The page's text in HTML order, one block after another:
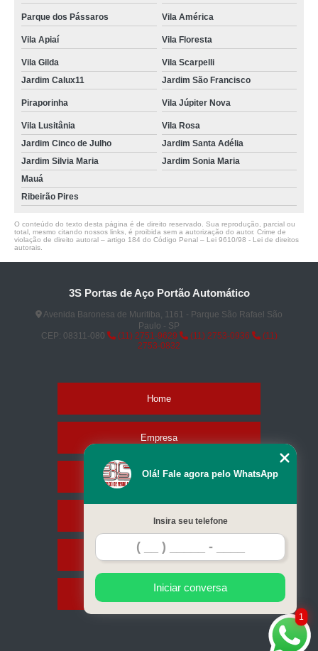
Parque dos Pássaros Vila América
Vila Apiaí Vila Floresta
Vila Gilda
Vila Scarpelli
Jardim Calux11
Jardim São Francisco
Piraporinha Vila Júpiter Nova
Vila Lusitânia
Vila Rosa
Jardim Cinco de Julho
Jardim Santa Adélia
Jardim Silvia Maria
Jardim Sonia Maria
Mauá
Ribeirão Pires
O conteúdo do texto desta página é de direito reservado. Sua reprodução, parcial ou
total, mesmo citando nossos links, é proibida sem a autorização do autor. Crime de
violação de direito autoral – artigo 184 do Código Penal – Lei 9610/98 - Lei de direitos
autorais
3S Portas de Aço Portão Automático
Avenida Baronesa de Muritiba, 1161 - Parque São Rafael São
Paulo - SP
CEP: 08311-080
(11) 2751-9629 (11) 2753-0936
(11)
2753-0832
Home
Empresa
Missão
Serviços
Contato
Mapa do site
1
Olá! Fale agora pelo WhatsApp
Insira seu telefone
Iniciar conversa